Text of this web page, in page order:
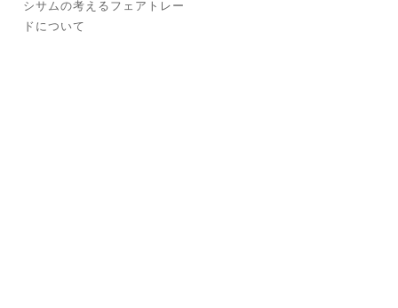
シサムの考えるフェアトレー
ドについて